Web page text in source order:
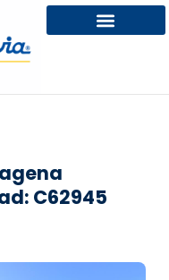
C62945